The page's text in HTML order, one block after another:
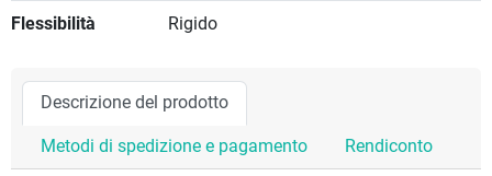
Flessibilità Rigido
Descrizione del prodotto
Metodi di spedizione e pagamento Rendiconto